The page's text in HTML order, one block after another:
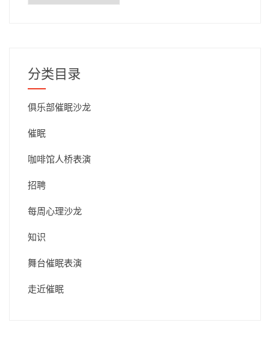
期
分类目录
俱乐部催眠沙龙
催眠
咖啡馆人桥表演
招聘
每周心理沙龙
知识
舞台催眠表演
走近催眠